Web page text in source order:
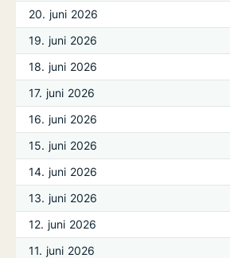
20. juni 2026
19. juni 2026
18. juni 2026
17. juni 2026
16. juni 2026
15. juni 2026
14. juni 2026
13. juni 2026
12. juni 2026
11. juni 2026